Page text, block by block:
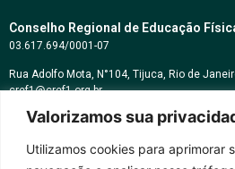
Valorizamos sua
Utilizamos cookies para aprimorar
Conselho Regional de Educação
03.617.694/0001-07
Rua Adolfo Mota, N°104, Tijuca, Rio de
cref1@cref1.org.br
Assessoria de comunicação: